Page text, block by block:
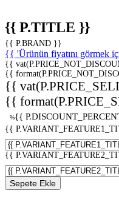
{{ P.TITLE }}
{{ P.BRAND }}
{{ 'Ürünün fiyatını görmek
{{
{{
{{
{{
%{{
{{
{{
Sepete Ekle